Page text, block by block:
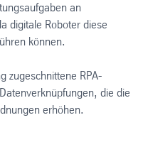
an
digitale Roboter diese
können.
zugeschnittene RPA-
die die
erhöhen.